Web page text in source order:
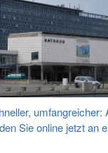
umfangreicher:
Sie online jetzt an